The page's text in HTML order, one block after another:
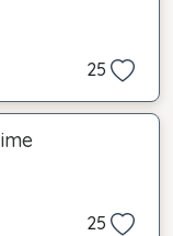
25
25